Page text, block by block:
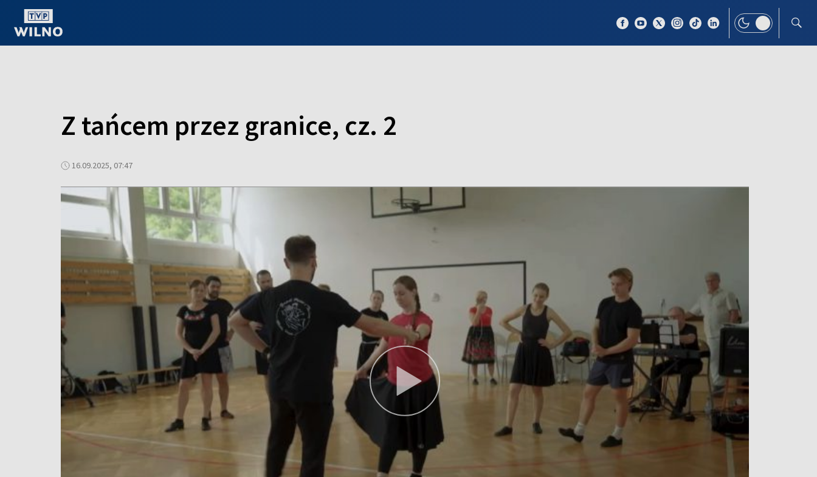
Z tańcem przez granice, cz. 2
16.09.2025, 07:47